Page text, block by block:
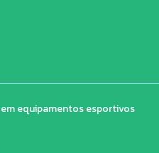
equipamentos esportivos